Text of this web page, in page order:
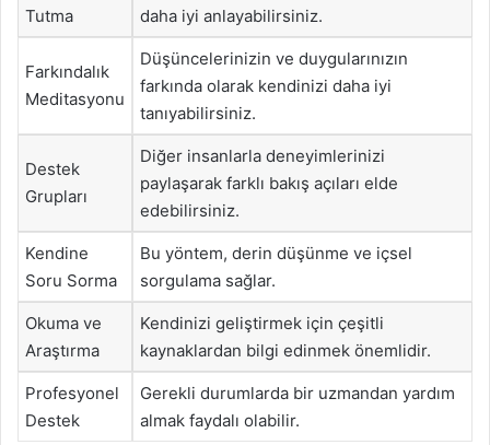
Tutma
daha iyi anlayabilirsiniz.
Farkındalık
Meditasyonu
Düşüncelerinizin ve duygularınızın
farkında olarak kendinizi daha iyi
tanıyabilirsiniz.
Destek
Grupları
Diğer insanlarla deneyimlerinizi
paylaşarak farklı bakış açıları elde
edebilirsiniz.
Kendine
Soru Sorma
Bu yöntem, derin düşünme ve içsel
sorgulama sağlar.
Okuma ve
Araştırma
Kendinizi geliştirmek için çeşitli
kaynaklardan bilgi edinmek önemlidir.
Profesyonel
Destek
Gerekli durumlarda bir uzmandan yardım
almak faydalı olabilir.